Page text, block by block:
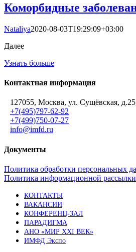
Коморбидные
Nataliya2020-08-03T19:29:09+03:00
Далее
Узнать больше
Контактная информация
127055, Москва, ул. Сущёвская,
+7(495)797-62-92
+7(499)750-07-27
info@imfd.ru
Документы
Политика обработки персональных
Политика информационной рассылки
КОНТАКТЫ
ВАКАНСИИ
КОНФЕРЕНЦ-ЗАЛ
ПАРАДИГМА
АНО «МИР XXI ВЕК»
ИМФД Экспо